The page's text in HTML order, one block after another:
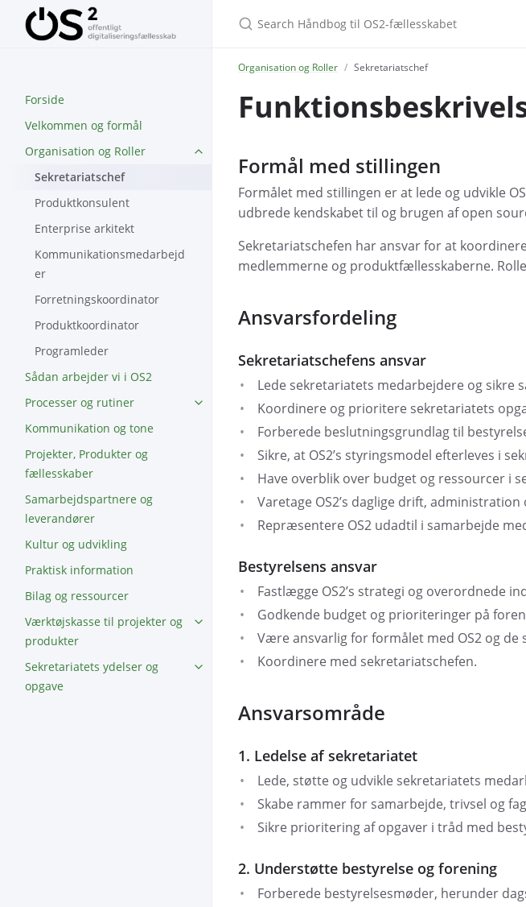
Forside
Velkommen og formål
Organisation og Roller
Sekretariatschef
Produktkonsulent
Enterprise arkitekt
Kommunikationsmedarbejd
er
Forretningskoordinator
Produktkoordinator
Programleder
Sådan arbejder vi i OS2
Processer og rutiner
Kommunikation og tone
Projekter, Produkter og
fællesskaber
Samarbejdspartnere og
leverandører
Kultur og udvikling
Praktisk information
Bilag og ressourcer
Værktøjskasse til projekter og
produkter
Sekretariatets ydelser og
opgave
Organisation og Roller Sekretariatschef
Formål med stillingen
Formålet med stillingen er at lede og udvikle
udbrede kendskabet til og brugen af open
Sekretariatschefen har ansvar for at
medlemmerne og produktfællesskaberne.
Ansvarsfordeling
Sekretariatschefens ansvar
Lede sekretariatets medarbejdere og
Koordinere og prioritere sekretariatets
Forberede beslutningsgrundlag til
Sikre, at OS2’s styringsmodel efterleves i
Have overblik over budget og ressourcer i
Varetage OS2’s daglige drift,
Repræsentere OS2 udadtil i samarbejde
Bestyrelsens ansvar
Fastlægge OS2’s strategi og overordnede
Godkende budget og prioriteringer på
Være ansvarlig for formålet med OS2 og de
Koordinere med sekretariatschefen.
Ansvarsområde
1. Ledelse af sekretariatet
Lede, støtte og udvikle sekretariatets
Skabe rammer for samarbejde, trivsel og
Sikre prioritering af opgaver i tråd med
2. Understøtte bestyrelse og forening
Forberede bestyrelsesmøder, herunder